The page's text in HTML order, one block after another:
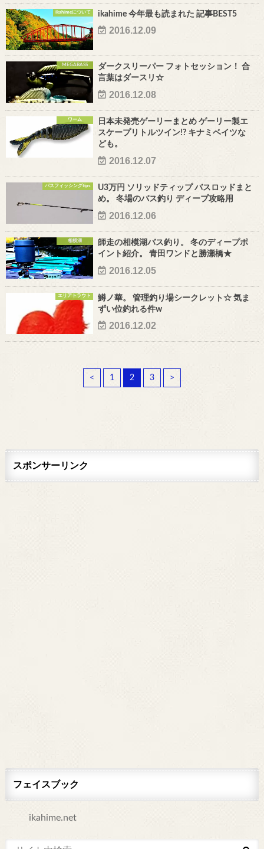
ikahimeについて ikahime 今年最も読まれた 記事BEST5
2016.12.09
MEGABASS
ダークスリーパー フォトセッション！ 合
言葉はダースリ☆
2016.12.08
ワーム
日本未発売ゲーリーまとめ ゲーリー製エ
スケープリトルツイン!? キナミベイツな
ども。
2016.12.07
バスフィッシングtips
U3万円 ソリッドティップ バスロッドまと
め。 冬場のバス釣り ディープ攻略用
2016.12.06
相模湖
師走の相模湖バス釣り。 冬のディープポ
イント紹介。 青田ワンドと勝瀬橋★
2016.12.05
エリアトラウト
鱒ノ華。 管理釣り場シークレット☆ 気ま
ずい位釣れる件w
2016.12.02
< 1 2 3 >
スポンサーリンク
フェイスブック